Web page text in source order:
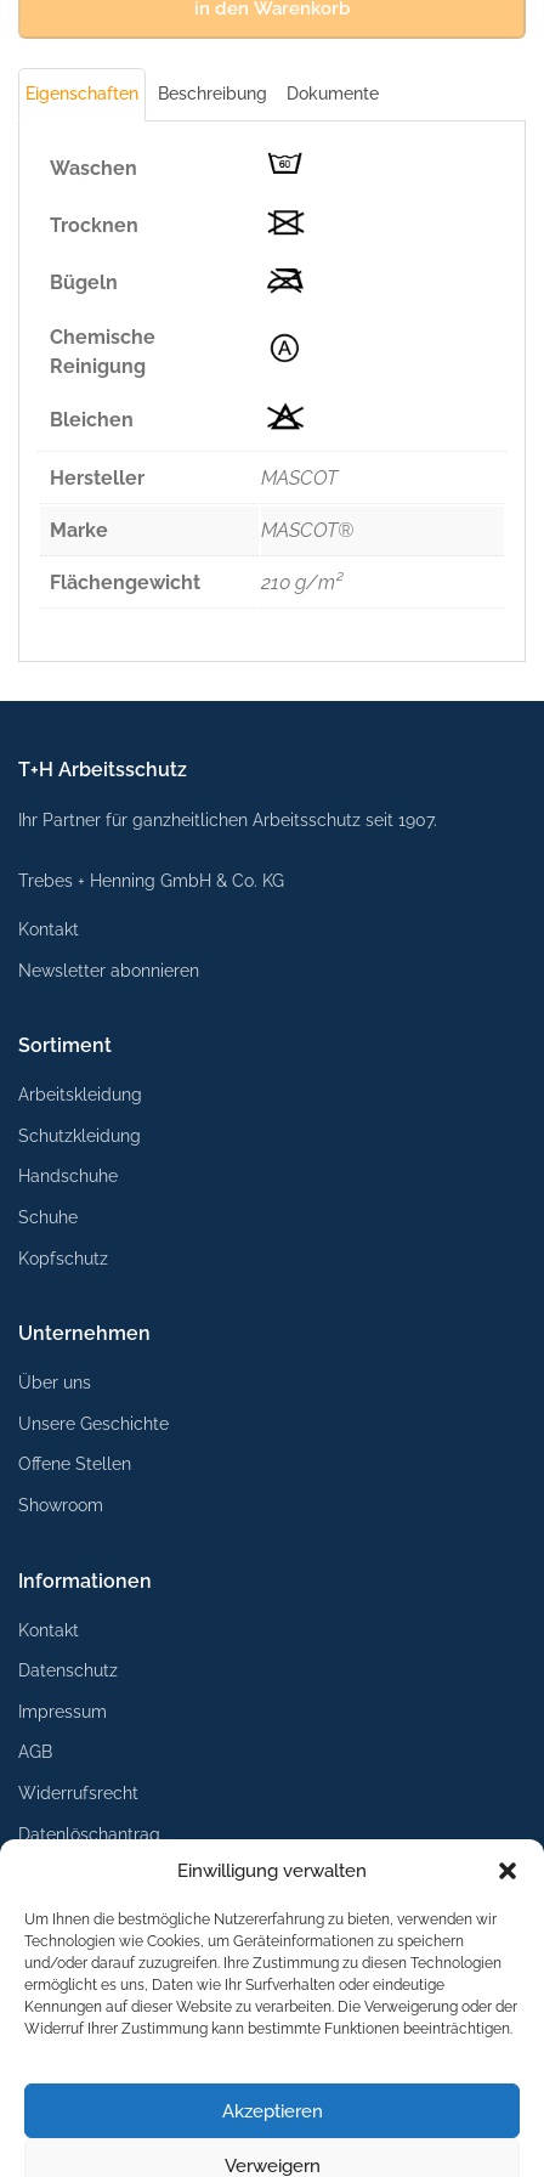
Einwilligung verwalten
Um Ihnen die bestmögliche Nutzererfahrung zu bieten, verwenden wir
Technologien wie Cookies, um Geräteinformationen zu speichern
und/oder darauf zuzugreifen. Ihre Zustimmung zu diesen Technologien
ermöglicht es uns, Daten wie Ihr Surfverhalten oder eindeutige
Kennungen auf dieser Website zu verarbeiten. Die Verweigerung oder der
Widerruf Ihrer Zustimmung kann bestimmte Funktionen beeinträchtigen.
Akzeptieren
Verweigern
hi-
vis
orange/dunkelanthrazit
Menge
in den Warenkorb
Eigenschaften Beschreibung Dokumente
Waschen
Trocknen
Bügeln
Chemische
Reinigung
Bleichen
Hersteller MASCOT
Marke MASCOT®
Flächengewicht 210 g/m²
T+H Arbeitsschutz
Ihr Partner für ganzheitlichen Arbeitsschutz seit 1907.
Trebes + Henning GmbH & Co. KG
Kontakt
Newsletter abonnieren
Sortiment
Arbeitskleidung
Schutzkleidung
Handschuhe
Schuhe
Kopfschutz
Unternehmen
Über uns
Unsere Geschichte
Offene Stellen
Showroom
Informationen
Kontakt
Datenschutz
Impressum
AGB
Widerrufsrecht
Datenlöschantrag
Services
Lieferung
Umtausch
Rückgabe
Logoservice